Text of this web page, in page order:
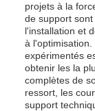
projets à la
de support
l'installation et
à
expérimentés
obtenir les la
complètes de
ressort, les
support